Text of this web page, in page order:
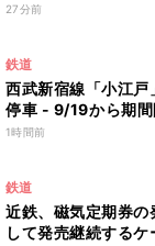
27分前
鉄道
西武新宿線「小江
停車 - 9/19から期
1時間前
鉄道
近鉄、磁気定期券
して発売継続するケ